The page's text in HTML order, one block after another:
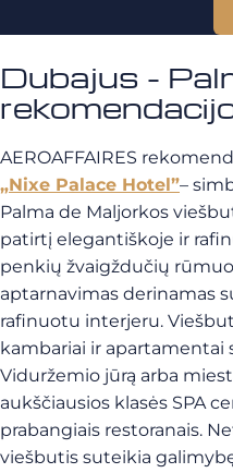
Dubajus -
AEROAFFAIRES
„Nixe Palace Hotel”–
Palma de Maljorkos
patirtį elegantiškoje ir
penkių žvaigždučių
aptarnavimas derinamas
rafinuotu interjeru.
kambariai ir apartamentai
Viduržemio jūrą arba
aukščiausios klasės SPA
prabangiais restoranais.
viešbutis suteikia